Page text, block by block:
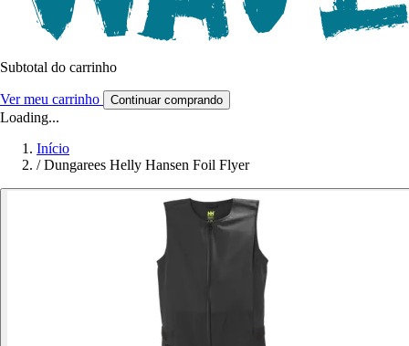
Subtotal do carrinho
Ver meu carrinho Continuar comprando
Loading...
Início
/ Dungarees Helly Hansen Foil Flyer